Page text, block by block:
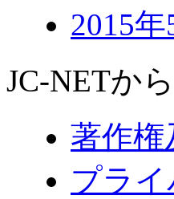
2015年
JC-NETから
著作
プラ